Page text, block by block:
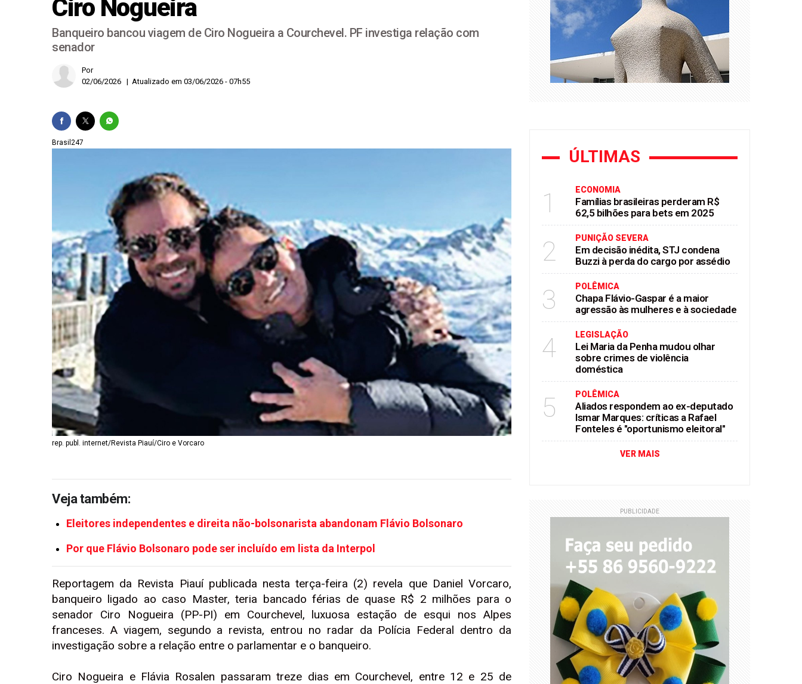
Famílias brasileiras perderam R$ 62,5 bilhões para bets em 2025
Chapa Flávio-Gaspar é a maior agressão às mulheres e à sociedade
Ciro Nogueira
Banqueiro bancou viagem de Ciro Nogueira a Courchevel. PF investiga relação com
senador
Por
02/06/2026 | Atualizado em 03/06/2026 - 07h55
Brasil247
rep. publ. internet/Revista Piauí/Ciro e Vorcaro
Veja também:
Eleitores independentes e direita não-bolsonarista abandonam Flávio Bolsonaro
Por que Flávio Bolsonaro pode ser incluído em lista da Interpol
Reportagem da Revista Piauí publicada nesta terça-feira (2) revela que Daniel Vorcaro,
banqueiro ligado ao caso Master, teria bancado férias de quase R$ 2 milhões para o
senador Ciro Nogueira (PP-PI) em Courchevel, luxuosa estação de esqui nos Alpes
franceses. A viagem, segundo a revista, entrou no radar da Polícia Federal dentro da
investigação sobre a relação entre o parlamentar e o banqueiro.
Ciro Nogueira e Flávia Rosalen passaram treze dias em Courchevel, entre 12 e 25 de
ÚLTIMAS
1 ECONOMIA
Famílias brasileiras perderam R$
62,5 bilhões para bets em 2025
2 PUNIÇÃO SEVERA
Em decisão inédita, STJ condena
Buzzi à perda do cargo por assédio
3 POLÊMICA
Chapa Flávio-Gaspar é a maior
agressão às mulheres e à sociedade
4 LEGISLAÇÃO
Lei Maria da Penha mudou olhar
sobre crimes de violência
doméstica
5 POLÊMICA
Aliados respondem ao ex-deputado
Ismar Marques: críticas a Rafael
Fonteles é "oportunismo eleitoral"
VER MAIS
PUBLICIDADE